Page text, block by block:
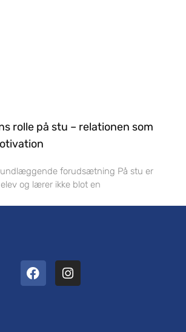
rolle på stu – relationen som
forudsætning På stu er
og lærer ikke blot en